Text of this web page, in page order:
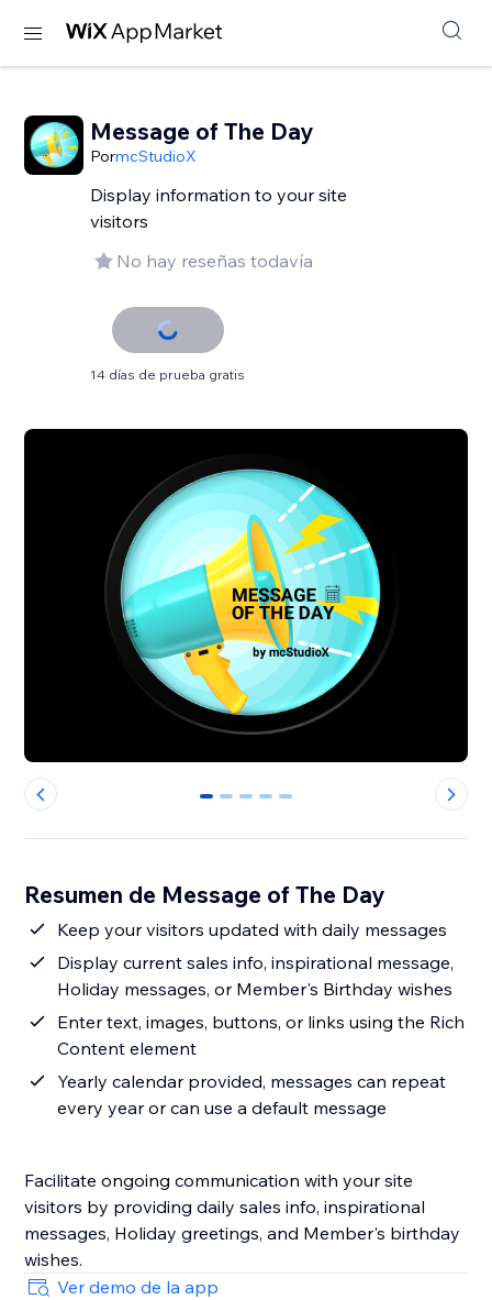
Message of The Day
PormcStudioX
Display information to your site
visitors
No hay reseñas todavía
14 días de prueba gratis
0 1 2 3 4
Resumen de Message of The Day
Keep your visitors updated with daily messages
Display current sales info, inspirational message,
Holiday messages, or Member's Birthday wishes
Enter text, images, buttons, or links using the Rich
Content element
Yearly calendar provided, messages can repeat
every year or can use a default message
Facilitate ongoing communication with your site
visitors by providing daily sales info, inspirational
messages, Holiday greetings, and Member's birthday
wishes.
Ver demo de la app